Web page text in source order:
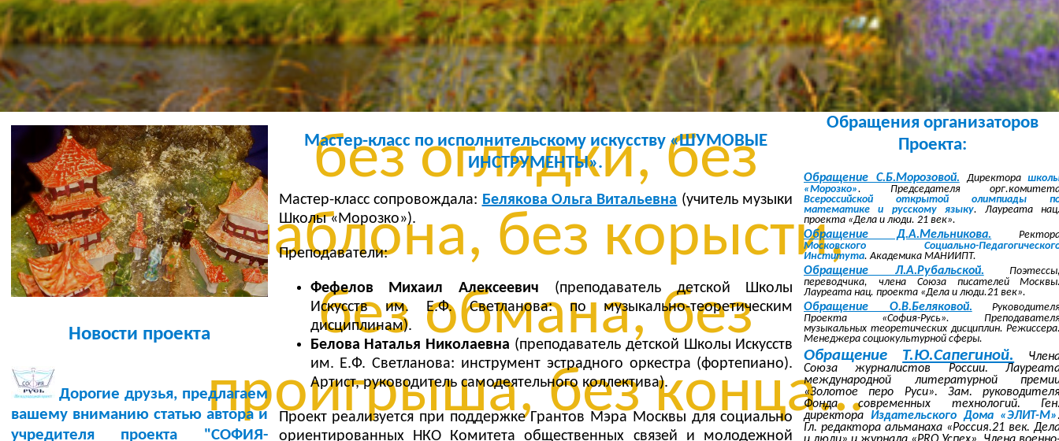
устали, без остановки,
без оглядки, без
шаблона, без корысти,
без обмана, без
проигрыша, без конца...
Новости проекта
Дорогие друзья, предлагаем
вашему вниманию статью автора и
учредителя проекта "СОФИЯ-
Мастер-класс по исполнительскому искусству «ШУМОВЫЕ
ИНСТРУМЕНТЫ».
Мастер-класс сопровождала: Белякова Ольга Витальевна (учитель музыки
Школы «Морозко»).
Преподаватели:
Фефелов Михаил Алексеевич (преподаватель детской Школы
Искусств им. Е.Ф. Светланова: по музыкально-теоретическим
дисциплинам).
Белова Наталья Николаевна (преподаватель детской Школы Искусств
им. Е.Ф. Светланова: инструмент эстрадного оркестра (фортепиано).
Артист, руководитель самодеятельного коллектива).
Проект реализуется при поддержке Грантов Мэра Москвы для социально
ориентированных НКО Комитета общественных связей и молодежной
Обращения организаторов
Проекта:
Обращение С.Б.Морозовой. Директора
«Морозко». Председателя
Всероссийской открытой олимпиады
математике и русскому языку. Лауреата
проекта «Дела и люди. 21 век».
Обращение Д.А.Мельникова.
Московского Социально-
Института. Академика МАНИИПТ.
Обращение Л.А.Рубальской.
переводчика, члена Союза писателей
Лауреата нац. проекта «Дела и люди.21 век».
Обращение О.В.Беляковой.
Проекта «София-Русь».
музыкальных теоретических дисциплин.
Менеджера социокультурной сферы.
Обращение Т.Ю.Сапегиной.
Союза журналистов России.
международной литературной
«Золотое перо Руси». Зам.
Фонда современных технологий.
директора Издательского Дома «ЭЛИТ-М»
Гл. редактора альманаха «Россия.21 век.